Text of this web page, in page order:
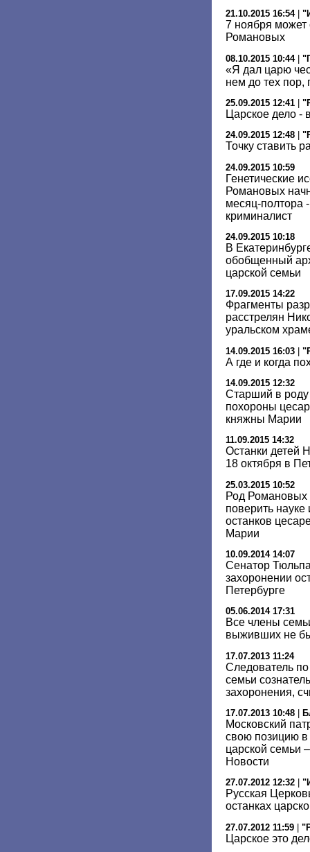
21.10.2015 16:54|
7 ноября может
Романовых
08.10.2015 10:44|
«Я дал царю
нем до тех пор,
25.09.2015 12:41
Царское дело -
24.09.2015 12:48
Точку ставить
24.09.2015 10:59
Генетические
Романовых
месяц-полтора
криминалист
24.09.2015 10:18
В
обобщенный
царской семьи
17.09.2015 14:22
Фрагменты
расстрелян
уральском
14.09.2015 16:03 |
А где и когда
14.09.2015 12:32
Старший в
похороны
княжны Марии
11.09.2015 14:32
Останки детей
18 октября в
25.03.2015 10:52
Род Романовых
поверить науке
останков
Марии
10.09.2014 14:07
Сенатор
захоронении
Петербурге
05.06.2014 17:31
Все члены
выживших не
17.07.2013 11:24
Следователь
семьи
захоронения,
17.07.2013 10:48
Московский
свою позицию в
царской семьи
Новости
27.07.2012 12:32
Русская
останках
27.07.2012 11:59 |
Царское это